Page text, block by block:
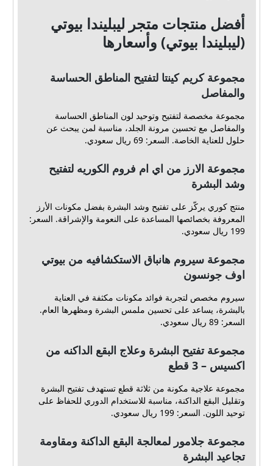
أفضل منتجات متجر ليبليندا بيوتي
(ليبليندا بيوتي) وأسعارها
مجموعة كريم كينتا لتفتيح المناطق الحساسة
والمفاصل
مجموعة مخصصة لتفتيح وتوحيد لون المناطق الحساسة
والمفاصل مع تحسين مرونة الجلد، مناسبة لمن يبحث عن
حلول للعناية الخاصة. السعر: 69 ريال سعودي.
مجموعة الارز من اي ام فروم الكوريه لتفتيح
وشد البشرة
منتج كوري يركّز على تفتيح وشد البشرة بفضل مكونات الأرز
المعروفة بخصائصها المساعدة على النعومة والإشراقة. السعر:
199 ريال سعودي.
مجموعة سيروم هانباق الاستكشافيه من بيوتي
اوف جونسون
سيروم مخصص لتجربة فوائد مكونات مكثفة في العناية
بالبشرة، يساعد على تحسين ملمس البشرة ومظهرها العام.
السعر: 89 ريال سعودي.
مجموعة تفتيح البشرة وعلاج البقع الداكنه من
اكسيس – 3 قطع
مجموعة علاجية مكونة من ثلاثة قطع تستهدف تفتيح البشرة
وتقليل البقع الداكنة، مناسبة للاستخدام الدوري للحفاظ على
توحيد اللون. السعر: 199 ريال سعودي.
مجموعة جلامور لمعالجة البقع الداكنة ومقاومة
تجاعيد البشرة